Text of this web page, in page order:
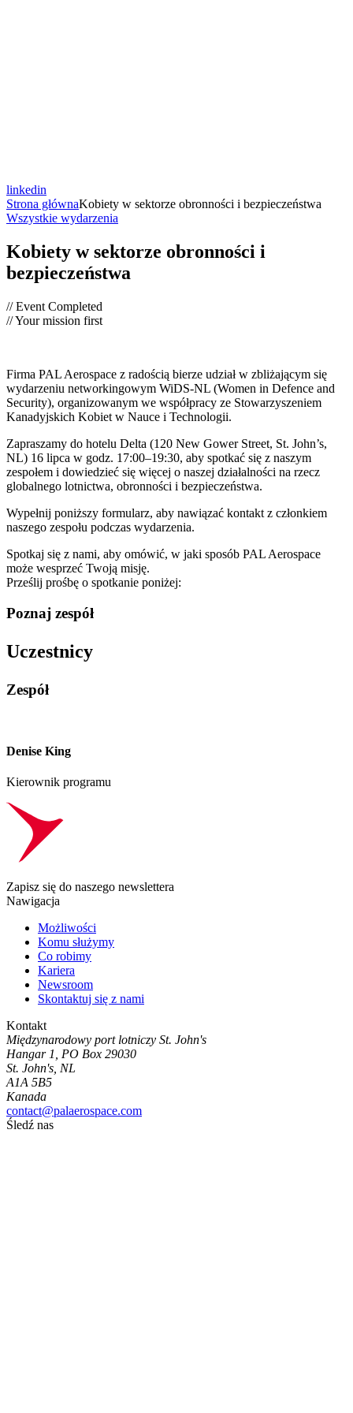
linkedin
Strona głównaKobiety w sektorze obronności i bezpieczeństwa
Wszystkie wydarzenia
Kobiety w sektorze obronności i
bezpieczeństwa
// Event Completed
// Your mission first
Firma PAL Aerospace z radością bierze udział w zbliżającym się
wydarzeniu networkingowym WiDS-NL (Women in Defence and
Security), organizowanym we współpracy ze Stowarzyszeniem
Kanadyjskich Kobiet w Nauce i Technologii.
Zapraszamy do hotelu Delta (120 New Gower Street, St. John’s,
NL) 16 lipca w godz. 17:00–19:30, aby spotkać się z naszym
zespołem i dowiedzieć się więcej o naszej działalności na rzecz
globalnego lotnictwa, obronności i bezpieczeństwa.
Wypełnij poniższy formularz, aby nawiązać kontakt z członkiem
naszego zespołu podczas wydarzenia.
Spotkaj się z nami, aby omówić, w jaki sposób PAL Aerospace
może wesprzeć Twoją misję.
Prześlij prośbę o spotkanie poniżej:
Poznaj zespół
Uczestnicy
Zespół
Denise King
Kierownik programu
Zapisz się do naszego newslettera
Nawigacja
Możliwości
Komu służymy
Co robimy
Kariera
Newsroom
Skontaktuj się z nami
Kontakt
Międzynarodowy port lotniczy St. John's
Hangar 1, PO Box 29030
St. John's, NL
A1A 5B5
Kanada
contact@palaerospace.com
Śledź nas